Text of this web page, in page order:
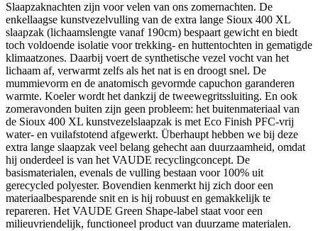
Slaapzaknachten zijn voor velen van ons zomernachten. De
enkellaagse kunstvezelvulling van de extra lange Sioux 400 XL
slaapzak (lichaamslengte vanaf 190cm) bespaart gewicht en biedt
toch voldoende isolatie voor trekking- en huttentochten in gematigde
klimaatzones. Daarbij voert de synthetische vezel vocht van het
lichaam af, verwarmt zelfs als het nat is en droogt snel. De
mummievorm en de anatomisch gevormde capuchon garanderen
warmte. Koeler wordt het dankzij de tweewegritssluiting. En ook
zomeravonden buiten zijn geen probleem: het buitenmateriaal van
de Sioux 400 XL kunstvezelslaapzak is met Eco Finish PFC-vrij
water- en vuilafstotend afgewerkt. Überhaupt hebben we bij deze
extra lange slaapzak veel belang gehecht aan duurzaamheid, omdat
hij onderdeel is van het VAUDE recyclingconcept. De
basismaterialen, evenals de vulling bestaan voor 100% uit
gerecycled polyester. Bovendien kenmerkt hij zich door een
materiaalbesparende snit en is hij robuust en gemakkelijk te
repareren. Het VAUDE Green Shape-label staat voor een
milieuvriendelijk, functioneel product van duurzame materialen.